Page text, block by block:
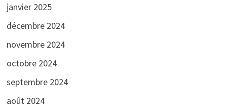
janvier 2025
décembre 2024
novembre 2024
octobre 2024
septembre 2024
août 2024